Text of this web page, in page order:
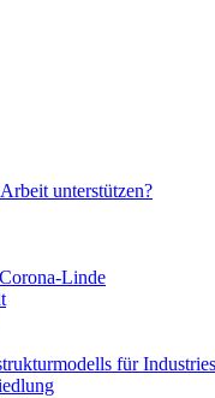
unterstützen?
Linde
für